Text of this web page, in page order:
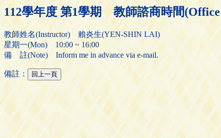
112學年度 第1學期 教師諮商時間
教師姓名(Instructor) 賴炎生(YEN-SHIN LAI)
星期一(Mon) 10:00 ~ 16:00
備 註(Note) Inform me in advance via e-mail.
備註：